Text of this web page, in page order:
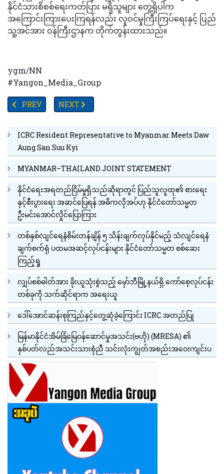
နိုင်ငံသားစိစစ်ရေးကတ်ပြား မရှိသူများ တွေ့ရှိပါက
အကြောင်းကြားပေးကြရန်လည်း လူဝင်မှုကြီးကြပ်ရေးနှင့် ပြည်
သူ့အင်အား ဝန်ကြီးဌာနက တိုက်တွန်းထားသည်။
ygm/NN
#Yangon_Media_Group
PREVIOUS ARTICLE: မြန်မာ-ဘင်္ဂလားဒေ့ရှ် တရားမဝင်နယ်စပ်ဖြတ်
PREV NEXT ARTICLE: တောင်အာဖရိကနှင့်မြန်မာနိုင်ငံတို့က
NEXT
ICRC Resident Representative to Myanmar Meets Daw
Aung San Suu Kyi
MYANMAR–THAILAND JOINT STATEMENT
နိုင်ငံရေးအရတည်ငြိမ်မှုရှိသည်ဆိုရာတွင် ပြည်သူလူထု၏ စားရေး
နှင့်စီးပွားရေး အဆင်ပြေရန် အဓိကလိုအပ်ဟု နိုင်ငံတော်သမ္မတ
ဦးမင်းအောင်လှိုင်ပြောကြား
တစ်နှစ်လျင်ရေနံစိမ်းတန်ချိန် ၅ သိန်းချက်လုပ်နိုင်မည့် သံလျင်ရေနံ
ချက်စက်ရုံ ပထမအဆင့်လုပ်ငန်းများ နိုင်ငံတော်သမ္မတ စစ်ဆေး
ကြည့်ရှု
လျှပ်စစ်ဓါတ်အား ခိုးယူသုံးစွဲသည့် မှော်ဘီမြို့နယ်ရှိ ကော်စေ့လုပ်ငန်း
တစ်ခုကို သက်ဆိုင်ရာက အရေးယူ
ဒေါ်အောင်ဆန်းစုကြည်နှင့်တွေ့ဆုံခဲ့ကြောင်း ICRC အတည်ပြု
မြန်မာနိုင်ငံအိမ်ခြံမြေဝန်ဆောင်မှုအသင်း(ဗဟို) (MRESA) ၏
နှစ်ပတ်လည်အသင်းသားစုံညီ သင်းလုံးကျွတ်အစည်းအဝေးကျင်းပ